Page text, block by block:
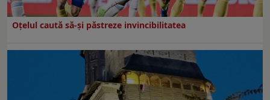
Oțelul caută să-și păstreze invincibilitatea